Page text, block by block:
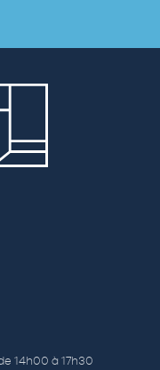
14h00 à 17h30